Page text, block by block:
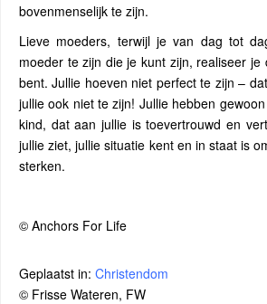
bovenmenselijk te zijn.
Lieve moeders, terwijl je van dag tot
moeder te zijn die je kunt zijn, realiseer je
bent. Jullie hoeven niet perfect te zijn –
jullie ook niet te zijn! Jullie hebben
kind, dat aan jullie is toevertrouwd en
jullie ziet, jullie situatie kent en in staat is
sterken.
© Anchors For Life
Geplaatst in: Christendom
© Frisse Wateren, FW